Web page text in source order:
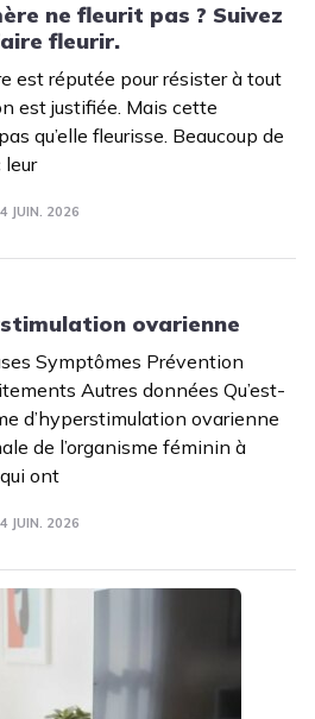
ne fleurit pas ? Suivez
fleurir.
est réputée pour résister à tout
est justifiée. Mais cette
qu’elle fleurisse. Beaucoup de
JUIN. 2026
ovarienne
Symptômes Prévention
Autres données Qu’est-
d’hyperstimulation ovarienne
de l’organisme féminin à
ont
JUIN. 2026